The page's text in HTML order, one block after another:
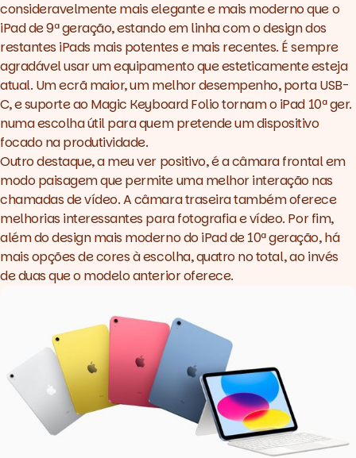
consideravelmente mais elegante e mais moderno que o
iPad de 9ª geração, estando em linha com o design dos
restantes iPads mais potentes e mais recentes. É sempre
agradável usar um equipamento que esteticamente esteja
atual. Um ecrã maior, um melhor desempenho, porta USB-
C, e suporte ao Magic Keyboard Folio tornam o iPad 10ª ger.
numa escolha útil para quem pretende um dispositivo
focado na produtividade.
Outro destaque, a meu ver positivo, é a câmara frontal em
modo paisagem que permite uma melhor interação nas
chamadas de vídeo. A câmara traseira também oferece
melhorias interessantes para fotografia e vídeo. Por fim,
além do design mais moderno do iPad de 10ª geração, há
mais opções de cores à escolha, quatro no total, ao invés
de duas que o modelo anterior oferece.